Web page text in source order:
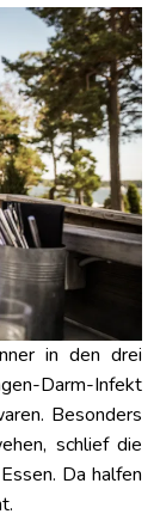
in den drei
Darm-Infekt
Besonders
schlief die
Da halfen